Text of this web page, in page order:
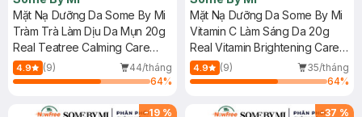
Mặt Nạ Dưỡng Da Some By Mi
Tràm Trà Làm Dịu Da Mụn 20g
Real Teatree Calming Care
Mask
4.9 (9)
44/tháng
64%
Mặt Nạ Dưỡng Da Some By Mi
Vitamin C Làm Sáng Da 20g
Real Vitamin Brightening Care
Mask
4.9 (9)
35/tháng
64%
-19 % -37 %